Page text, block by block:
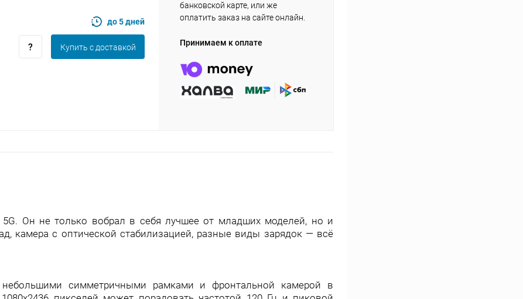
до 5 дней
Купить c доставкой
банковской карте, или же
оплатить заказ на сайте онлайн.
Принимаем к оплате
Он не только вобрал в себя лучшее от младших моделей, но и
камера с оптической стабилизацией, разные виды зарядок — всё
симметричными рамками и фронтальной камерой в
plait.ru